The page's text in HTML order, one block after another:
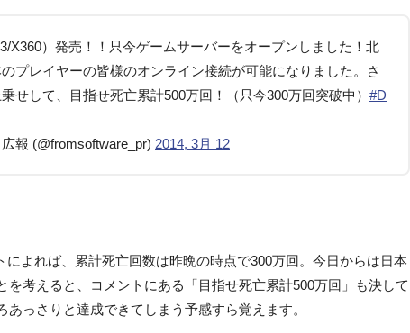
X360）発売！！只今ゲームサーバーをオープンしました！北
プレイヤーの皆様のオンライン接続が可能になりました。さ
せして、目指せ死亡累計500万回！（只今300万回突破中） #D
報 (@fromsoftware_pr) 2014, 3月 12
によれば、累計死亡回数は昨晩の時点で300万回。今日からは日本
を考えると、コメントにある「目指せ死亡累計500万回」も決して
っさりと達成できてしまう予感すら覚えます。